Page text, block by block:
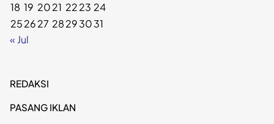
18 19 2021 2223 24
252627 28293031
« Jul
REDAKSI
PASANG IKLAN